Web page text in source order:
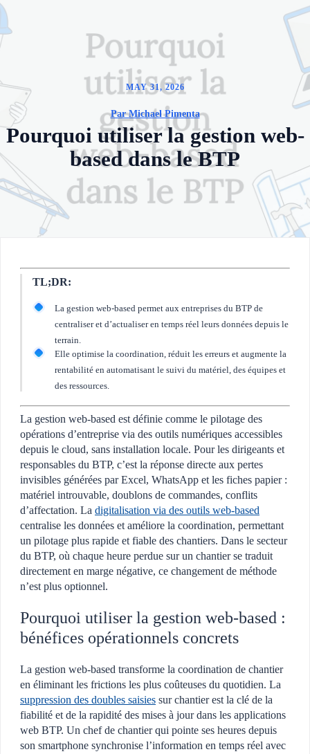
MAY 31, 2026
Par Michael Pimenta
Pourquoi utiliser la gestion web-
based dans le BTP
TL;DR:
La gestion web-based permet aux entreprises du BTP de
centraliser et d’actualiser en temps réel leurs données depuis le
terrain.
Elle optimise la coordination, réduit les erreurs et augmente la
rentabilité en automatisant le suivi du matériel, des équipes et
des ressources.
La gestion web-based est définie comme le pilotage des
opérations d’entreprise via des outils numériques accessibles
depuis le cloud, sans installation locale. Pour les dirigeants et
responsables du BTP, c’est la réponse directe aux pertes
invisibles générées par Excel, WhatsApp et les fiches papier :
matériel introuvable, doublons de commandes, conflits
d’affectation. La digitalisation via des outils web-based
centralise les données et améliore la coordination, permettant
un pilotage plus rapide et fiable des chantiers. Dans le secteur
du BTP, où chaque heure perdue sur un chantier se traduit
directement en marge négative, ce changement de méthode
n’est plus optionnel.
Pourquoi utiliser la gestion web-based :
bénéfices opérationnels concrets
La gestion web-based transforme la coordination de chantier
en éliminant les frictions les plus coûteuses du quotidien. La
suppression des doubles saisies sur chantier est la clé de la
fiabilité et de la rapidité des mises à jour dans les applications
web BTP. Un chef de chantier qui pointe ses heures depuis
son smartphone synchronise l’information en temps réel avec